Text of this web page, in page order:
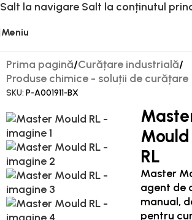
Salt la navigare Salt la conținutul
Meniu
Prima pagină/Curățare industrială/
Produse chimice - soluții de curățare
SKU: P-A001911-BX
Mould
RL
Master
agent de
manual,
pentru